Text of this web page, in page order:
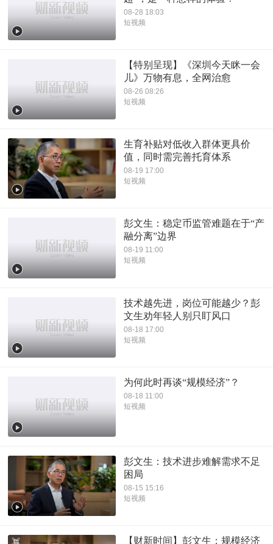
08-28 18:03
短视频
【特别呈现】《深圳今天眯一会
儿》万物有息，全网治愈
08-26 08:26
短视频
生育补贴对低收入群体更具价
值，同时需完善托育体系
08-19 17:00
短视频
彭文生：稳定币监管难题在于“产
融分离”边界
08-19 11:00
短视频
技术越先进，岗位可能越少？彭
文生劝年轻人别只盯风口
08-18 17:00
短视频
为何此时再谈“规模经济”？
08-18 11:00
短视频
彭文生：技术进步难解需求不足
困局
08-15 15:16
短视频
【财新时间】彭文生：规模经济